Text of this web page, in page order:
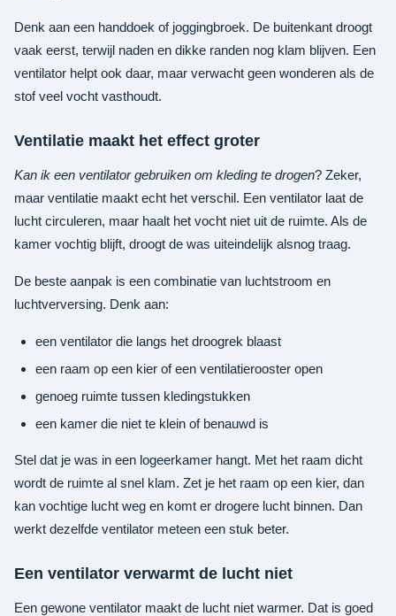
Denk aan een handdoek of joggingbroek. De buitenkant droogt
vaak eerst, terwijl naden en dikke randen nog klam blijven. Een
ventilator helpt ook daar, maar verwacht geen wonderen als de
stof veel vocht vasthoudt.
Ventilatie maakt het effect groter
Kan ik een ventilator gebruiken om kleding te drogen? Zeker,
maar ventilatie maakt echt het verschil. Een ventilator laat de
lucht circuleren, maar haalt het vocht niet uit de ruimte. Als de
kamer vochtig blijft, droogt de was uiteindelijk alsnog traag.
De beste aanpak is een combinatie van luchtstroom en
luchtverversing. Denk aan:
een ventilator die langs het droogrek blaast
een raam op een kier of een ventilatierooster open
genoeg ruimte tussen kledingstukken
een kamer die niet te klein of benauwd is
Stel dat je was in een logeerkamer hangt. Met het raam dicht
wordt de ruimte al snel klam. Zet je het raam op een kier, dan
kan vochtige lucht weg en komt er drogere lucht binnen. Dan
werkt dezelfde ventilator meteen een stuk beter.
Een ventilator verwarmt de lucht niet
Een gewone ventilator maakt de lucht niet warmer. Dat is goed